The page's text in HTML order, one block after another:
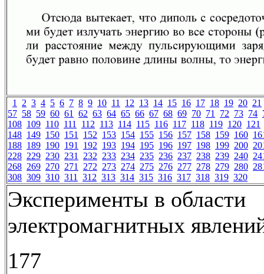
1 2 3 4 5 6 7 8 9 10 11 12 13 14 15 16 17 18 19 20 21
57 58 59 60 61 62 63 64 65 66 67 68 69 70 71 72 73 74
108 109 110 111 112 113 114 115 116 117 118 119 120 121
148 149 150 151 152 153 154 155 156 157 158 159 160
188 189 190 191 192 193 194 195 196 197 198 199 200
228 229 230 231 232 233 234 235 236 237 238 239 240
268 269 270 271 272 273 274 275 276 277 278 279 280
308 309 310 311 312 313 314 315 316 317 318 319 320
Эксперименты в области
электромагнитных
177